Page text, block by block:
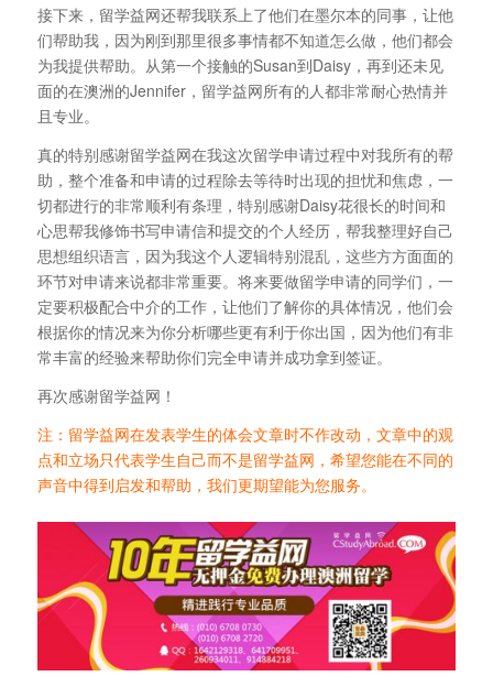
接下来，留学益网还帮我联系上了他们在墨尔本的同事，让他
们帮助我，因为刚到那里很多事情都不知道怎么做，他们都会
为我提供帮助。从第一个接触的Susan到Daisy，再到还未见
面的在澳洲的Jennifer，留学益网所有的人都非常耐心热情并
且专业。
真的特别感谢留学益网在我这次留学申请过程中对我所有的帮
助，整个准备和申请的过程除去等待时出现的担忧和焦虑，一
切都进行的非常顺利有条理，特别感谢Daisy花很长的时间和
心思帮我修饰书写申请信和提交的个人经历，帮我整理好自己
思想组织语言，因为我这个人逻辑特别混乱，这些方方面面的
环节对申请来说都非常重要。将来要做留学申请的同学们，一
定要积极配合中介的工作，让他们了解你的具体情况，他们会
根据你的情况来为你分析哪些更有利于你出国，因为他们有非
常丰富的经验来帮助你们完全申请并成功拿到签证。
再次感谢留学益网！
注：留学益网在发表学生的体会文章时不作改动，文章中的观
点和立场只代表学生自己而不是留学益网，希望您能在不同的
声音中得到启发和帮助，我们更期望能为您服务。